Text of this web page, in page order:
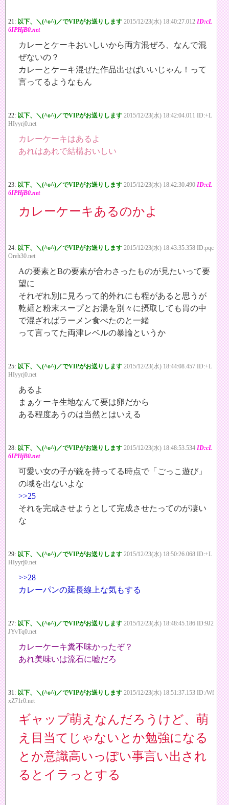
21: 以下、＼(^o^)／でVIPがお送りします 2015/12/23(水) 18:40:27.012 ID:cL
6IPHjB0.net
カレーとケーキおいしいから両方混ぜろ、なんで混
ぜないの？
カレーとケーキ混ぜた作品出せばいいじゃん！って
言ってるようなもん
22: 以下、＼(^o^)／でVIPがお送りします 2015/12/23(水) 18:42:04.011 ID:+L
HIyyrj0.net
カレーケーキはあるよ
あれはあれで結構おいしい
23: 以下、＼(^o^)／でVIPがお送りします 2015/12/23(水) 18:42:30.490 ID:cL
6IPHjB0.net
カレーケーキあるのかよ
24: 以下、＼(^o^)／でVIPがお送りします 2015/12/23(水) 18:43:35.358 ID:pqc
Oreh30.net
Aの要素とBの要素が合わさったものが見たいって要
望に
それぞれ別に見ろって的外れにも程があると思うが
乾麺と粉末スープとお湯を別々に摂取しても胃の中
で混ざればラーメン食べたのと一緒
って言ってた両津レベルの暴論というか
25: 以下、＼(^o^)／でVIPがお送りします 2015/12/23(水) 18:44:08.457 ID:+L
HIyyrj0.net
あるよ
まぁケーキ生地なんて要は卵だから
ある程度あうのは当然とはいえる
28: 以下、＼(^o^)／でVIPがお送りします 2015/12/23(水) 18:48:53.534 ID:cL
6IPHjB0.net
可愛い女の子が銃を持ってる時点で「ごっこ遊び」
の域を出ないよな
>>25
それを完成させようとして完成させたってのが凄い
な
29: 以下、＼(^o^)／でVIPがお送りします 2015/12/23(水) 18:50:26.068 ID:+L
HIyyrj0.net
>>28
カレーパンの延長線上な気もする
27: 以下、＼(^o^)／でVIPがお送りします 2015/12/23(水) 18:48:45.186 ID:9J2
JYvTq0.net
カレーケーキ糞不味かったぞ？
あれ美味いは流石に嘘だろ
31: 以下、＼(^o^)／でVIPがお送りします 2015/12/23(水) 18:51:37.153 ID:/Wf
xZ71r0.net
ギャップ萌えなんだろうけど、萌
え目当てじゃないとか勉強になる
とか意識高いっぽい事言い出され
るとイラっとする